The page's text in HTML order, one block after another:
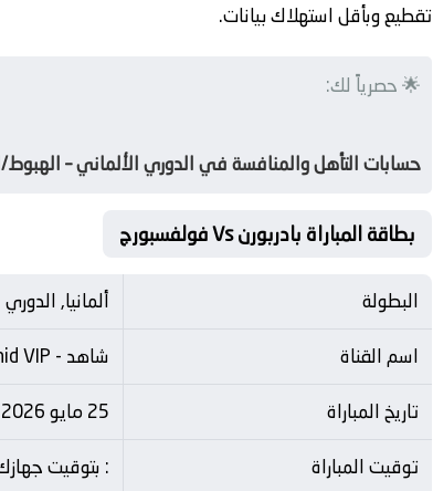
تقطيع وبأقل استهلاك بيانات.
🌟 حصرياً لك:
حسابات التأهل والمنافسة في الدوري الألماني –
بطاقة المباراة بادربورن Vs فولفسبورج
البطولة
ألمانيا,
اسم القناة
شاهد - Shahid VIP
تاريخ المباراة
25 مايو 2026
توقيت المباراة
: بتوقيت